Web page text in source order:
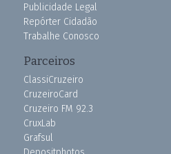
Publicidade Legal
Repórter Cidadão
Trabalhe Conosco
Parceiros
ClassiCruzeiro
CruzeiroCard
Cruzeiro FM 92.3
CruxLab
Grafsul